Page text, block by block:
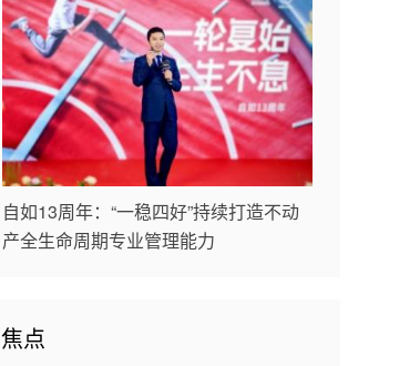
自如13周年：“一稳四好”持续打造不动
产全生命周期专业管理能力
焦点